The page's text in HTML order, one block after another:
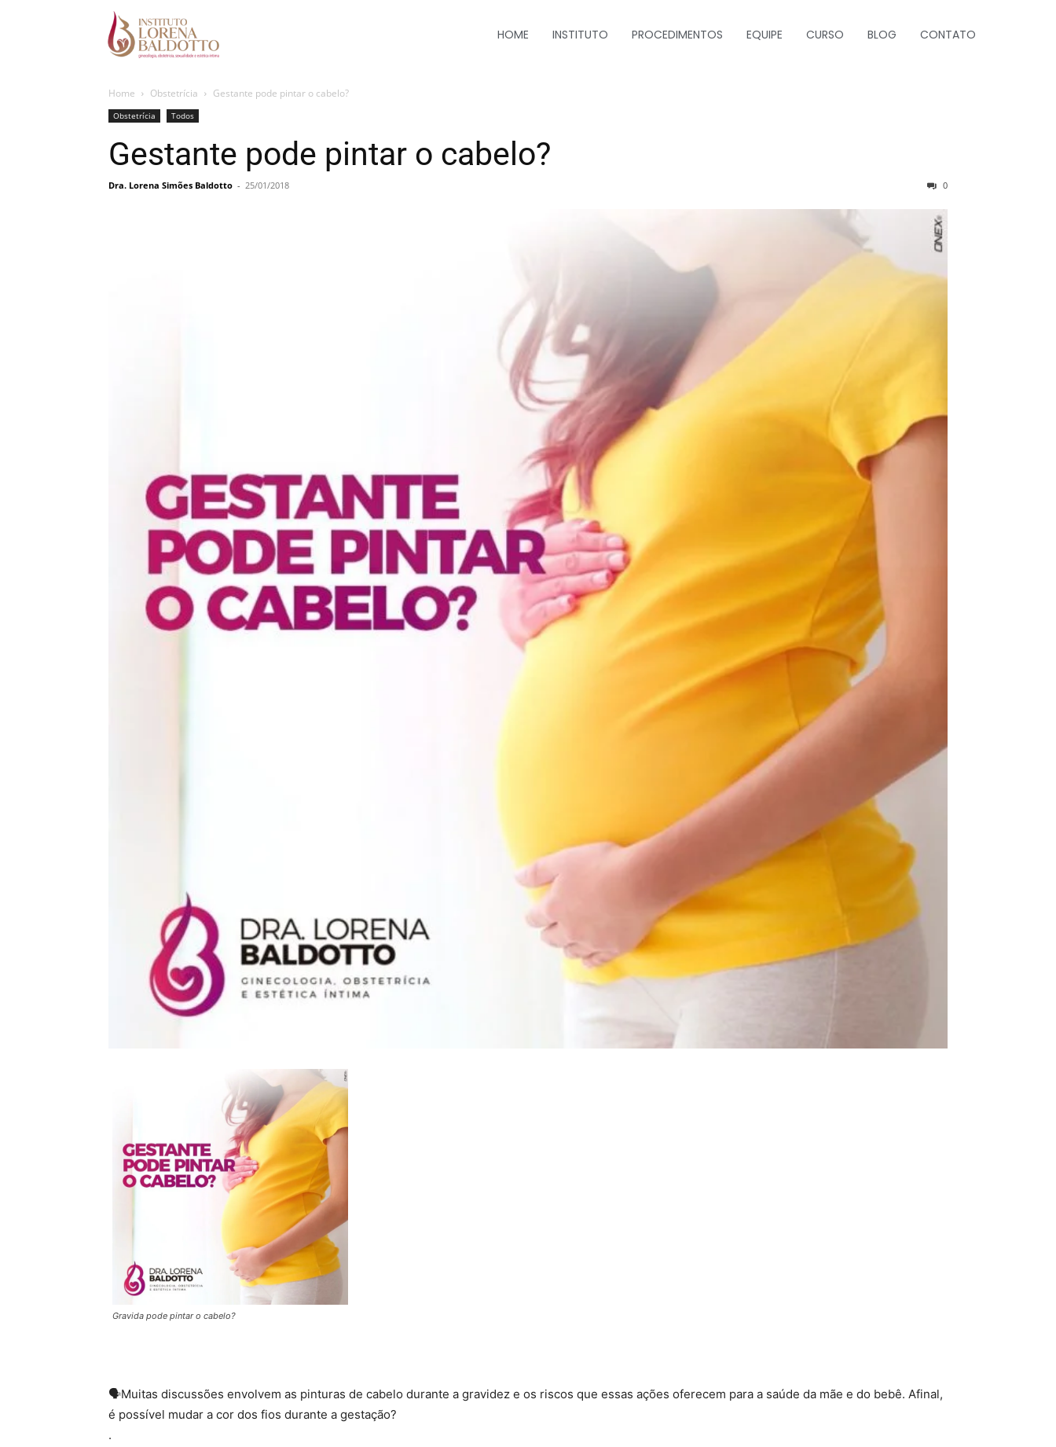
HOME INSTITUTO PROCEDIMENTOS EQUIPE CURSO BLOG CONTATO
Home Obstetrícia Gestante pode pintar o cabelo?
Obstetrícia Todos
Gestante pode pintar o cabelo?
Dra. Lorena Simões Baldotto - 25/01/2018 0
Gravida pode pintar o cabelo?
🗣Muitas discussões envolvem as pinturas de cabelo durante a gravidez e os riscos que essas ações oferecem para a saúde da mãe e do bebê. Afinal,
é possível mudar a cor dos fios durante a gestação?
.